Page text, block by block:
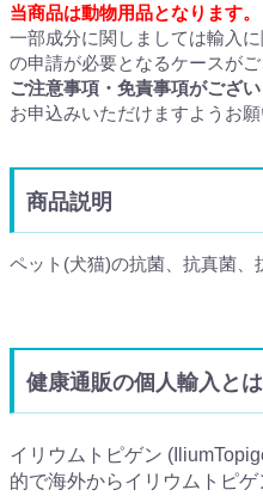
当商品は動物用品となります。
一部成分に関しましては輸入
の申請が必要となるケースがご
ご注意事項・免責事項がござ
お申込みいただけますようお願
商品説明
ペット(犬猫)の抗菌、抗真菌、
健康通販の個人輸入とは
イリウムトピゲン
的で海外からイリウムトピ